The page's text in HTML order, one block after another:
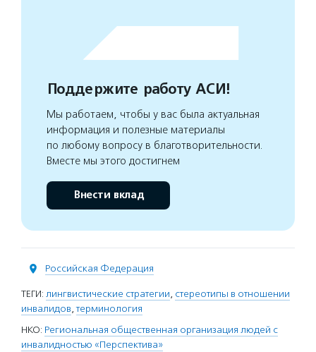
Поддержите работу АСИ!
Мы работаем, чтобы у вас была актуальная
информация и полезные материалы
по любому вопросу в благотворительности.
Вместе мы этого достигнем
Внести вклад
Российская Федерация
ТЕГИ: лингвистические стратегии, стереотипы в отношении
инвалидов,терминология
НКО: Региональная общественная организация людей с
инвалидностью «Перспектива»